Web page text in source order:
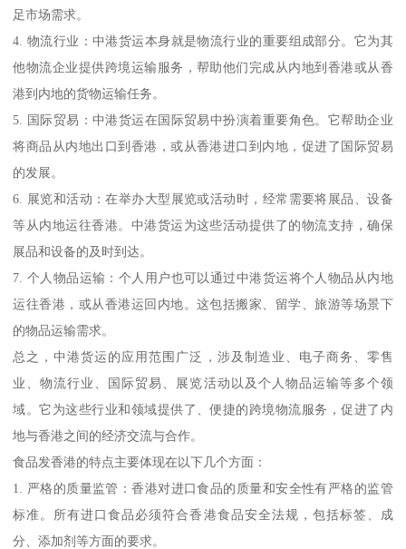
足市场需求。
4. 物流行业：中港货运本身就是物流行业的重要组成部分。它为其
他物流企业提供跨境运输服务，帮助他们完成从内地到香港或从香
港到内地的货物运输任务。
5. 国际贸易：中港货运在国际贸易中扮演着重要角色。它帮助企业
将商品从内地出口到香港，或从香港进口到内地，促进了国际贸易
的发展。
6. 展览和活动：在举办大型展览或活动时，经常需要将展品、设备
等从内地运往香港。中港货运为这些活动提供了的物流支持，确保
展品和设备的及时到达。
7. 个人物品运输：个人用户也可以通过中港货运将个人物品从内地
运往香港，或从香港运回内地。这包括搬家、留学、旅游等场景下
的物品运输需求。
总之，中港货运的应用范围广泛，涉及制造业、电子商务、零售
业、物流行业、国际贸易、展览活动以及个人物品运输等多个领
域。它为这些行业和领域提供了、便捷的跨境物流服务，促进了内
地与香港之间的经济交流与合作。
食品发香港的特点主要体现在以下几个方面：
1. 严格的质量监管：香港对进口食品的质量和安全性有严格的监管
标准。所有进口食品必须符合香港食品安全法规，包括标签、成
分、添加剂等方面的要求。